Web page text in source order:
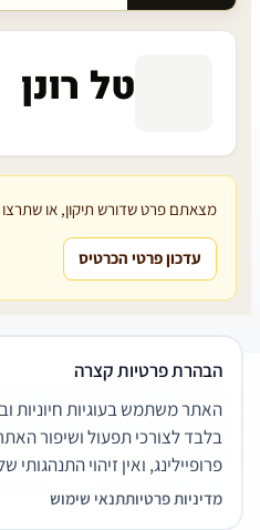
טל רונן
מצאתם פרט שדורש תיקון, או שתרצו
עדכון פרטי הכרטיס
שירותים משפטיים
דרושים
תנאי שימוש
© 2026 הפירמה. כל הזכויות שמורות.
הבהרת פרטיות קצרה
האתר משתמש בעוגיות חיוניות
בלבד לצורכי תפעול ושיפור
פרופיילינג, ואין זיהוי התנהגותי
מדיניות פרטיותתנאי שימוש